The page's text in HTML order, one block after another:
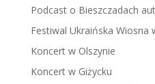
Podcast o Bieszczadach
Festiwal Ukraińska Wiosna
Koncert w Olszynie
Koncert w Giżycku